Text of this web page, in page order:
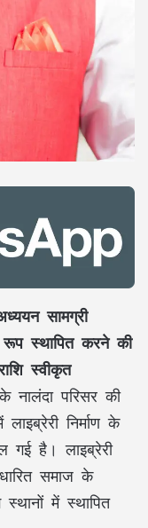
सामग्री
स्थापित करने की
स्वीकृत
नालंदा परिसर की
निर्माण के
गई है। लाइब्रेरी
समाज के
में स्थापित